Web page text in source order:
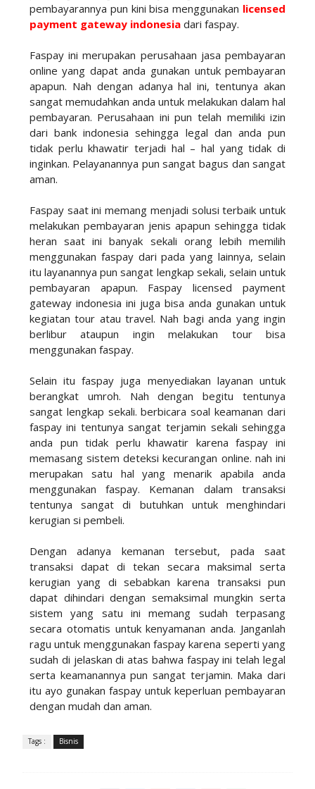
pembayarannya pun kini bisa menggunakan licensed
payment gateway indonesiadari faspay.
Faspay ini merupakan perusahaan jasa pembayaran
online yang dapat anda gunakan untuk pembayaran
apapun. Nah dengan adanya hal ini, tentunya akan
sangat memudahkan anda untuk melakukan dalam hal
pembayaran. Perusahaan ini pun telah memiliki izin
dari bank indonesia sehingga legal dan anda pun
tidak perlu khawatir terjadi hal – hal yang tidak di
inginkan. Pelayanannya pun sangat bagus dan sangat
aman.
Faspay saat ini memang menjadi solusi terbaik untuk
melakukan pembayaran jenis apapun sehingga tidak
heran saat ini banyak sekali orang lebih memilih
menggunakan faspay dari pada yang lainnya, selain
itu layanannya pun sangat lengkap sekali, selain untuk
pembayaran apapun. Faspay licensed payment
gateway indonesia ini juga bisa anda gunakan untuk
kegiatan tour atau travel. Nah bagi anda yang ingin
berlibur ataupun ingin melakukan tour bisa
menggunakan faspay.
Selain itu faspay juga menyediakan layanan untuk
berangkat umroh. Nah dengan begitu tentunya
sangat lengkap sekali. berbicara soal keamanan dari
faspay ini tentunya sangat terjamin sekali sehingga
anda pun tidak perlu khawatir karena faspay ini
memasang sistem deteksi kecurangan online. nah ini
merupakan satu hal yang menarik apabila anda
menggunakan faspay. Kemanan dalam transaksi
tentunya sangat di butuhkan untuk menghindari
kerugian si pembeli.
Dengan adanya kemanan tersebut, pada saat
transaksi dapat di tekan secara maksimal serta
kerugian yang di sebabkan karena transaksi pun
dapat dihindari dengan semaksimal mungkin serta
sistem yang satu ini memang sudah terpasang
secara otomatis untuk kenyamanan anda. Janganlah
ragu untuk menggunakan faspay karena seperti yang
sudah di jelaskan di atas bahwa faspay ini telah legal
serta keamanannya pun sangat terjamin. Maka dari
itu ayo gunakan faspay untuk keperluan pembayaran
dengan mudah dan aman.
Tags : Bisnis